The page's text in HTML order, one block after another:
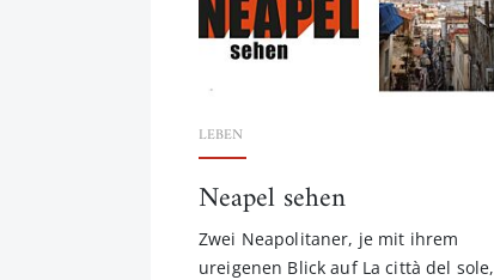
LEBEN
Neapel sehen
Zwei Neapolitaner, je mit ihrem
ureigenen Blick auf La città del sole,